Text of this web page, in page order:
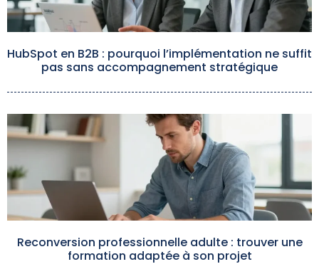
HubSpot en B2B : pourquoi l’implémentation ne suffit
pas sans accompagnement stratégique
Reconversion professionnelle adulte : trouver une
formation adaptée à son projet